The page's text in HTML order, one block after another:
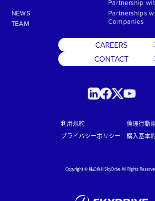
NEWS
TEAM
Partnership
Partnerships
Companies
CAREERS
CONTACT
利用規約
プライバシーポリシー
倫理行動
購入基本
Copyright © 株式会社SkyDrive All Rights